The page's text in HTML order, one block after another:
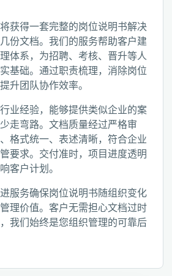
获得一套完整的岗位说明书解决
份文档。我们的服务帮助客户建
体系，为招聘、考核、晋升等人
基础。通过职责梳理，消除岗位
升团队协作效率。
业经验，能够提供类似企业的案
走弯路。文档质量经过严格审
格式统一、表述清晰，符合企业
要求。交付准时，项目进度透明
客户计划。
服务确保岗位说明书随组织变化
理价值。客户无需担心文档过时
我们始终是您组织管理的可靠后